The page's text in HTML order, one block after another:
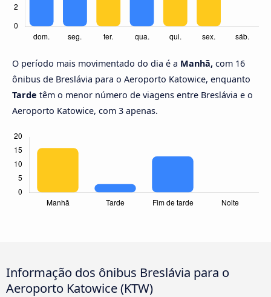
O período mais movimentado do dia é a Manhã, com 16
ônibus de Breslávia para o Aeroporto Katowice, enquanto
Tarde têm o menor número de viagens entre Breslávia e o
Aeroporto Katowice, com 3 apenas.
Informação dos ônibus Breslávia para o
Aeroporto Katowice (KTW)